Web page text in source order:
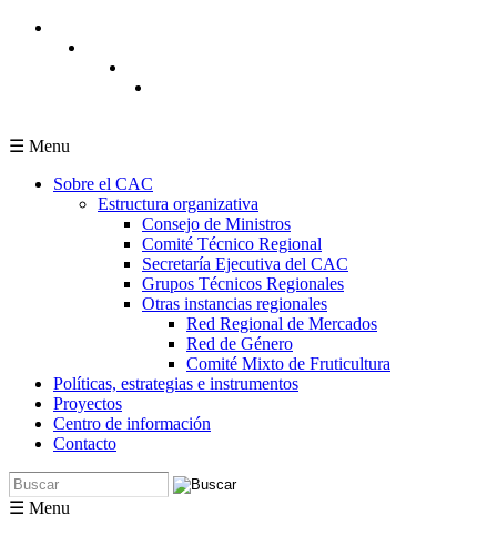
Pasar al contenido principal
☰ Menu
Sobre el CAC
Estructura organizativa
Consejo de Ministros
Comité Técnico Regional
Secretaría Ejecutiva del CAC
Grupos Técnicos Regionales
Otras instancias regionales
Red Regional de Mercados
Red de Género
Comité Mixto de Fruticultura
Políticas, estrategias e instrumentos
Proyectos
Centro de información
Contacto
Formulario de búsqueda
Buscar
☰ Menu